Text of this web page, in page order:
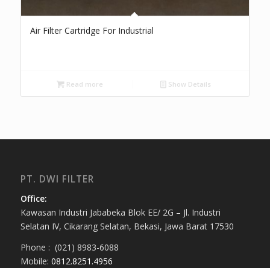
Air Filter Cartridge For Industrial
Read more Show Details
PT. DWI FILTER
Office:
Kawasan Industri Jababeka Blok EE/ 2G – Jl. Industri
Selatan IV, Cikarang Selatan, Bekasi, Jawa Barat 17530
Phone : (021) 8983-6088
Mobile: 0812.8251.4956